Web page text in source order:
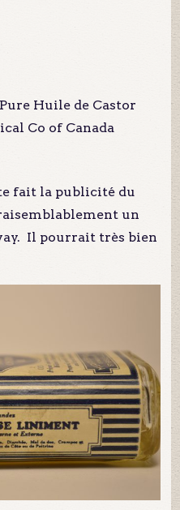
Huile de Castor
Co of Canada
fait la publicité du
un
Il pourrait très bien